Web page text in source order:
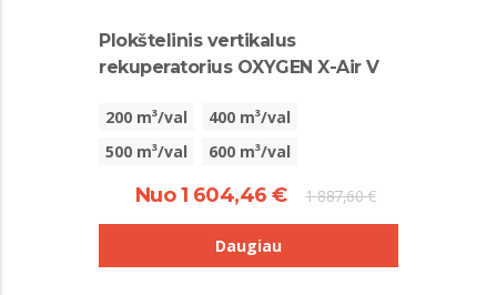
Plokštelinis vertikalus
rekuperatorius OXYGEN X-Air V
200 m³/val
400 m³/val
500 m³/val
600 m³/val
Nuo 1 604,46 € 1 887,60 €
Daugiau